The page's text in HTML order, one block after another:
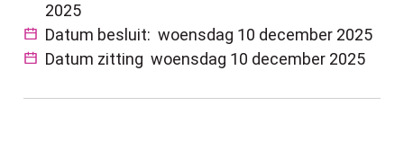
2025
Datum besluit: woensdag 10 december 2025
Datum zitting woensdag 10 december 2025